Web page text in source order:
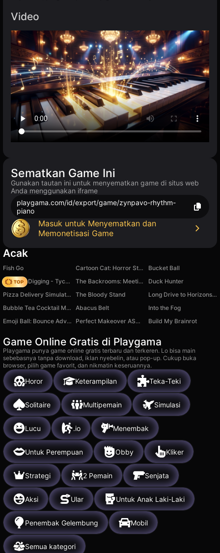
Video
Sematkan Game Ini
Gunakan tautan ini untuk menyematkan game di situs web
Anda menggunakan iframe
playgama.com/id/export/game/zynpavo-rhythm-
piano
Masuk untuk Menyematkan dan
Memonetisasi Game
Acak
Fish Go Cartoon Cat: Horror Story
Bucket Ball
Jurassic Digging - Tycoon
The Backrooms: Meeting with Omega Nugget
Duck Hunter
Pizza Delivery Simulator: By car
The Bloody Stand
Long Drive to Horizons Sim
Bubble Tea Cocktail Maker Mix Drinks
Abacus Belt
Into the Fog
Emoji Ball: Bounce Adventure Roller Ball
Perfect Makeover ASMR Cleaning Build My Brainrot
Game Online Gratis di Playgama
Playgama punya game online gratis terbaru dan terkeren. Lo bisa main
sebebasnya tanpa download, iklan nyebelin, atau pop-up. Cukup buka
browser, pilih game favorit, dan nikmatin keseruannya.
Horor Keterampilan Teka-Teki
Solitaire Multipemain Simulasi
Lucu .io Menembak
Untuk Perempuan Obby Kliker
Strategi 2 Pemain Senjata
Aksi Ular Untuk Anak Laki-Laki
Penembak Gelembung Mobil
Semua kategori